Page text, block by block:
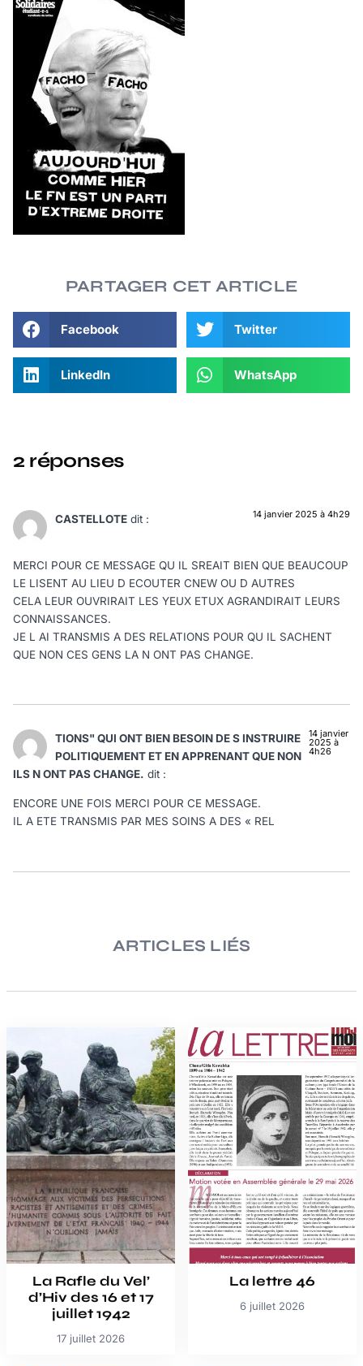
PARTAGER CET ARTICLE
Facebook Twitter
LinkedIn WhatsApp
2 réponses
CASTELLOTE dit : 14 janvier 2025 à 4h29
MERCI POUR CE MESSAGE QU IL SREAIT BIEN QUE BEAUCOUP
LE LISENT AU LIEU D ECOUTER CNEW OU D AUTRES
CELA LEUR OUVRIRAIT LES YEUX ETUX AGRANDIRAIT LEURS
CONNAISSANCES.
JE L AI TRANSMIS A DES RELATIONS POUR QU IL SACHENT
QUE NON CES GENS LA N ONT PAS CHANGE.
TIONS" QUI ONT BIEN BESOIN DE S INSTRUIRE
POLITIQUEMENT ET EN APPRENANT QUE NON
ILS N ONT PAS CHANGE. dit :
14 janvier
2025 à
4h26
ENCORE UNE FOIS MERCI POUR CE MESSAGE.
IL A ETE TRANSMIS PAR MES SOINS A DES « REL
ARTICLES LIÉS
La Rafle du Vel’
d’Hiv des 16 et 17
juillet 1942
17 juillet 2026
La lettre 46
6 juillet 2026